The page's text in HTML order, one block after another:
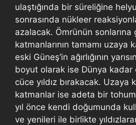
ulaştığında bir süreliğine
sonrasında nükleer
azalacak. Ömrünün sonlarına
katmanlarının tamamı uzaya
eski Güneş’in ağırlığının
boyut olarak ise Dünya kadar
cüce yıldız bırakacak. Uzaya
katmanlar ise adeta bir
yıl önce kendi doğumunda
ve yenileri ile birlikte